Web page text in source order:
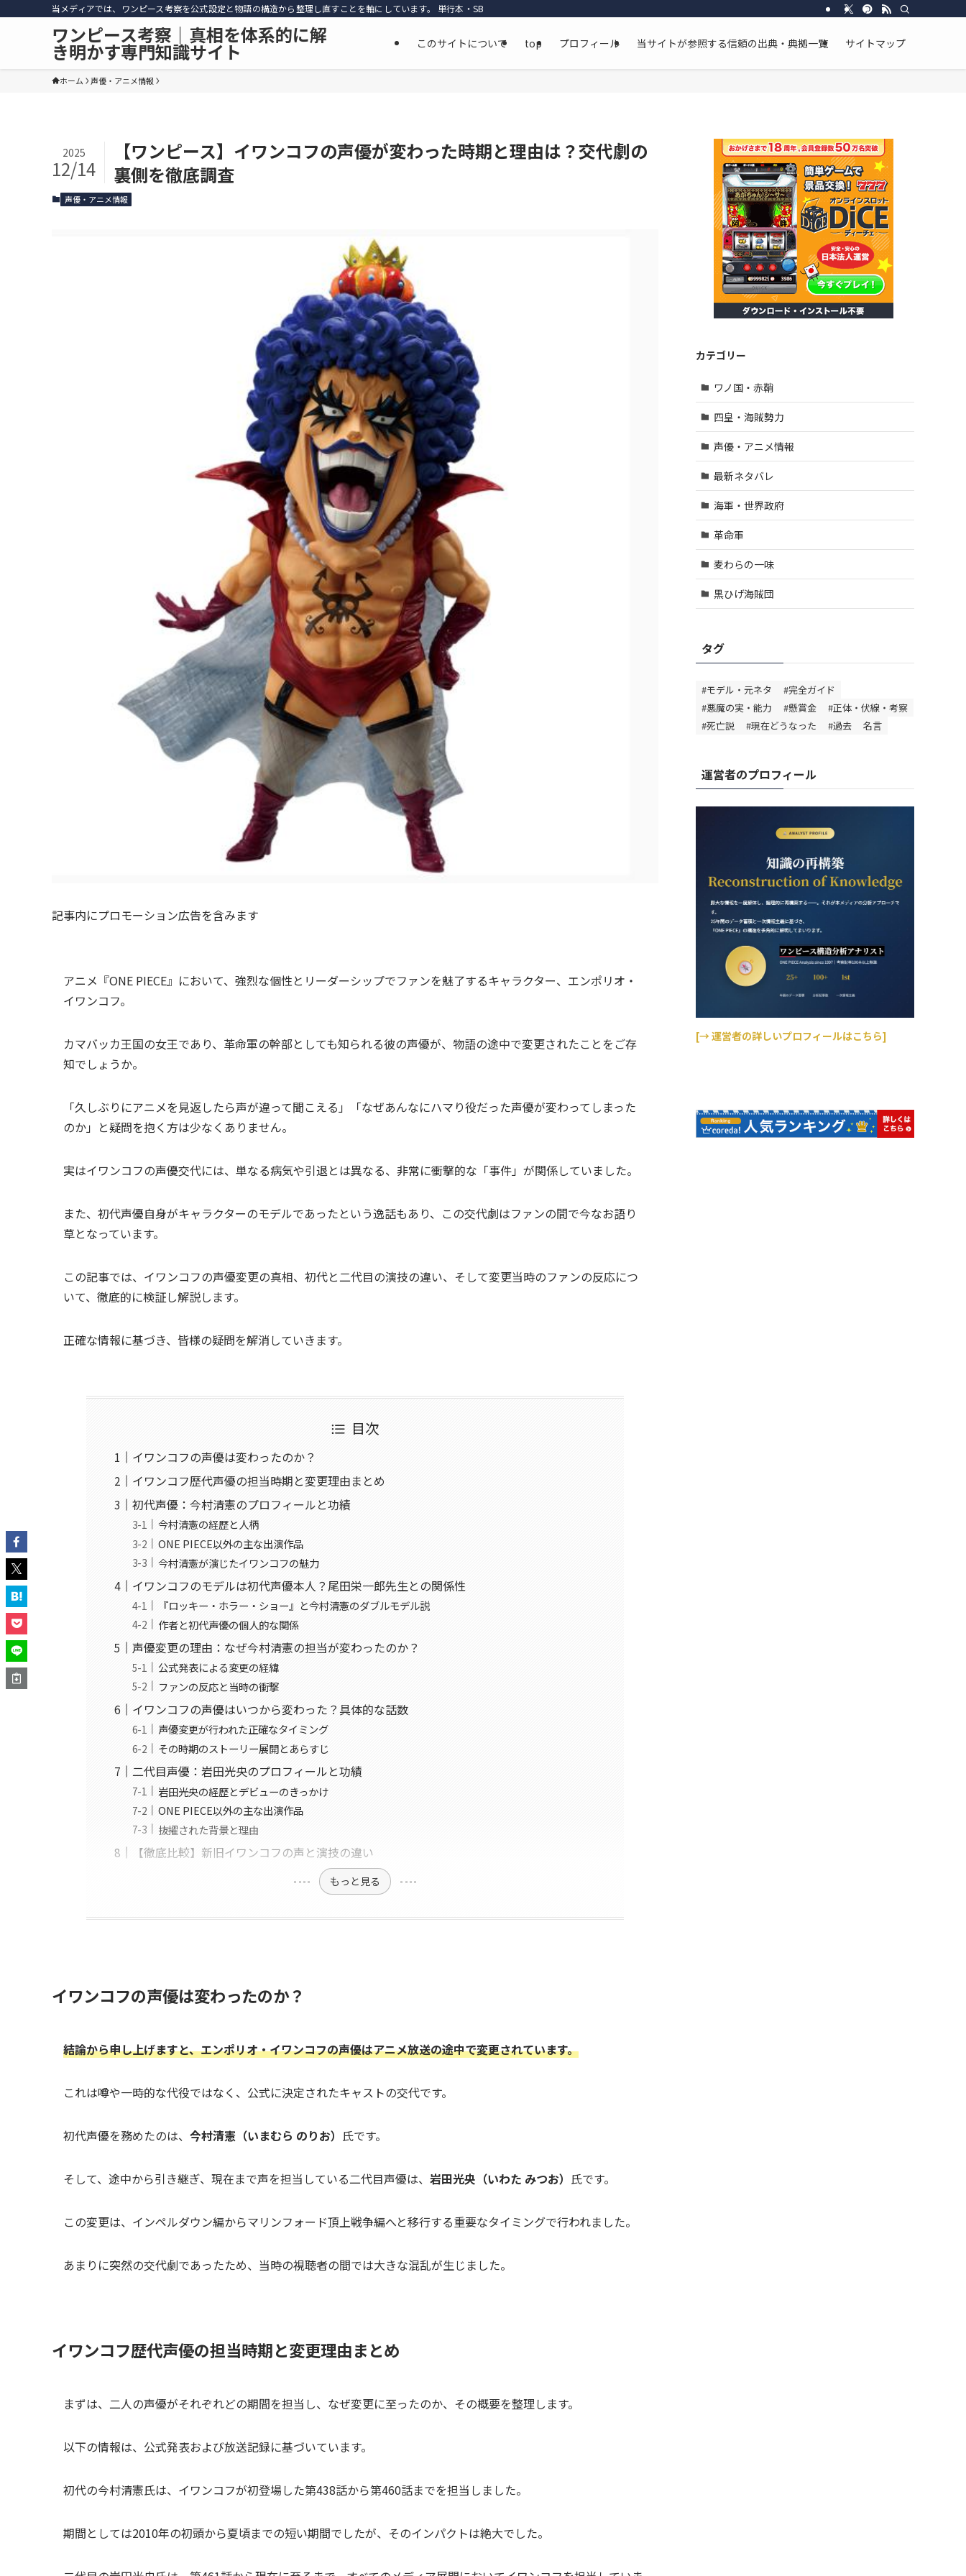
当メディアでは、ワンピース考察を公式設定と物語の構造から整理し直すことを軸にしています。 単行本・SBS・公式資料・最新話までを丁寧に参照し、断片的な情報ではなく、物語全体の流れと整合性を重視した分析を行って
ワンピース考察｜真相を体系的に解
き明かす専門知識サイト このサイトについて top プロフィール 当サイトが参照する信頼の出典・典拠一覧 サイトマップ
ホーム 声優・アニメ情報
【ワンピース】イワンコフの声優が変わった時期と理由は？交代劇の
裏側を徹底調査
2025
12/14
声優・アニメ情報
記事内にプロモーション広告を含みます
アニメ『ONE PIECE』において、強烈な個性とリーダーシップでファンを魅了するキャラクター、エンポリオ・
イワンコフ。
カマバッカ王国の女王であり、革命軍の幹部としても知られる彼の声優が、物語の途中で変更されたことをご存
知でしょうか。
「久しぶりにアニメを見返したら声が違って聞こえる」「なぜあんなにハマり役だった声優が変わってしまった
のか」と疑問を抱く方は少なくありません。
実はイワンコフの声優交代には、単なる病気や引退とは異なる、非常に衝撃的な「事件」が関係していました。
また、初代声優自身がキャラクターのモデルであったという逸話もあり、この交代劇はファンの間で今なお語り
草となっています。
この記事では、イワンコフの声優変更の真相、初代と二代目の演技の違い、そして変更当時のファンの反応につ
いて、徹底的に検証し解説します。
正確な情報に基づき、皆様の疑問を解消していきます。
目次
イワンコフの声優は変わったのか？
イワンコフ歴代声優の担当時期と変更理由まとめ
初代声優：今村清憲のプロフィールと功績
今村清憲の経歴と人柄
ONE PIECE以外の主な出演作品
今村清憲が演じたイワンコフの魅力
イワンコフのモデルは初代声優本人？尾田栄一郎先生との関係性
『ロッキー・ホラー・ショー』と今村清憲のダブルモデル説
作者と初代声優の個人的な関係
声優変更の理由：なぜ今村清憲の担当が変わったのか？
公式発表による変更の経緯
ファンの反応と当時の衝撃
イワンコフの声優はいつから変わった？具体的な話数
声優変更が行われた正確なタイミング
その時期のストーリー展開とあらすじ
二代目声優：岩田光央のプロフィールと功績
岩田光央の経歴とデビューのきっかけ
ONE PIECE以外の主な出演作品
抜擢された背景と理由
【徹底比較】新旧イワンコフの声と演技の違い
もっと見る
イワンコフの声優は変わったのか？
結論から申し上げますと、エンポリオ・イワンコフの声優はアニメ放送の途中で変更されています。
これは噂や一時的な代役ではなく、公式に決定されたキャストの交代です。
初代声優を務めたのは、 今村清憲（いまむら のりお） 氏です。
そして、途中から引き継ぎ、現在まで声を担当している二代目声優は、 岩田光央（いわた みつお） 氏です。
この変更は、インペルダウン編からマリンフォード頂上戦争編へと移行する重要なタイミングで行われました。
あまりに突然の交代劇であったため、当時の視聴者の間では大きな混乱が生じました。
イワンコフ歴代声優の担当時期と変更理由まとめ
まずは、二人の声優がそれぞれどの期間を担当し、なぜ変更に至ったのか、その概要を整理します。
以下の情報は、公式発表および放送記録に基づいています。
初代の今村清憲氏は、イワンコフが初登場した第438話から第460話までを担当しました。
期間としては2010年の初頭から夏頃までの短い期間でしたが、そのインパクトは絶大でした。
カテゴリー
ワノ国・赤鞘
四皇・海賊勢力
声優・アニメ情報
最新ネタバレ
海軍・世界政府
革命軍
麦わらの一味
黒ひげ海賊団
タグ
#モデル・元ネタ
#完全ガイド
#悪魔の実・能力
#懸賞金
#正体・伏線・考察
#死亡説
#現在どうなった #過去 名言
運営者のプロフィール
[→ 運営者の詳しいプロフィールはこちら]